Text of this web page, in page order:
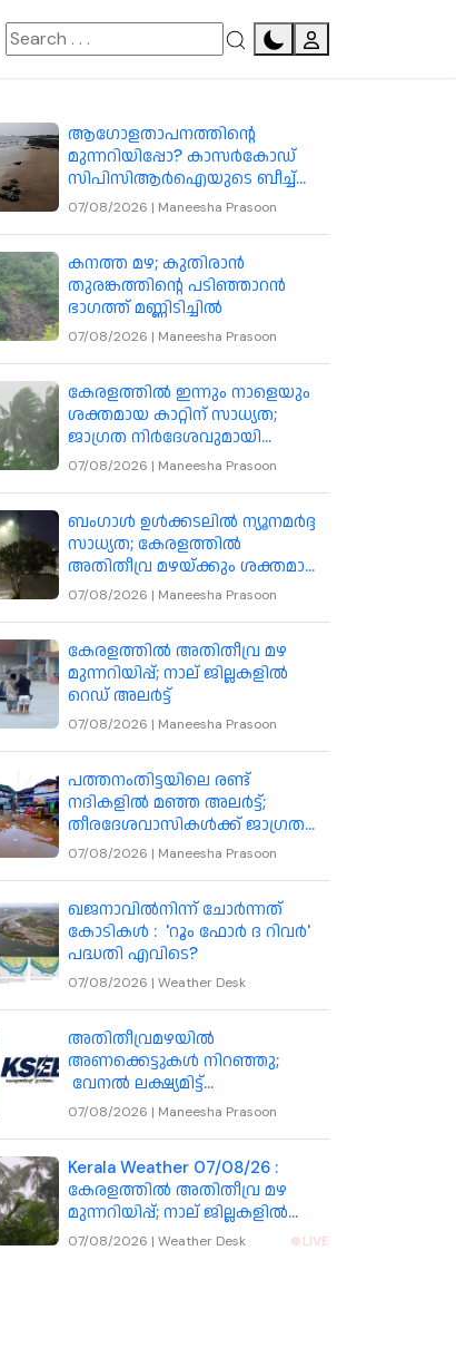
ആഗോളതാപനത്തിന്റെ
മുന്നറിയിപ്പോ? കാസർകോഡ്
സിപിസിആർഐയുടെ ബീച്ച്
ബ്ലോക്കിലേക്ക് കടൽ കയറുന്നു
07/08/2026 | Maneesha Prasoon
കനത്ത മഴ; കുതിരാൻ
തുരങ്കത്തിന്റെ പടിഞ്ഞാറൻ
ഭാഗത്ത് മണ്ണിടിച്ചിൽ
07/08/2026 | Maneesha Prasoon
കേരളത്തിൽ ഇന്നും നാളെയും
ശക്തമായ കാറ്റിന് സാധ്യത;
ജാഗ്രത നിർദേശവുമായി
കാലാവസ്ഥ വകുപ്പ്
07/08/2026 | Maneesha Prasoon
ബംഗാൾ ഉൾക്കടലിൽ ന്യൂനമർദ്ദ
സാധ്യത; കേരളത്തിൽ
അതിതീവ്ര മഴയ്ക്കും ശക്തമായ
കാറ്റിനും മുന്നറിയിപ്പ്
07/08/2026 | Maneesha Prasoon
കേരളത്തിൽ അതിതീവ്ര മഴ
മുന്നറിയിപ്പ്; നാല് ജില്ലകളിൽ
റെഡ് അലർട്ട്
07/08/2026 | Maneesha Prasoon
പത്തനംതിട്ടയിലെ രണ്ട്
നദികളിൽ മഞ്ഞ അലർട്ട്;
തീരദേശവാസികൾക്ക് ജാഗ്രത
നിർദേശം
07/08/2026 | Maneesha Prasoon
ഖജനാവിൽനിന്ന് ചോർന്നത്
കോടികൾ : 'റൂം ഫോർ ദ റിവർ'
പദ്ധതി എവിടെ?
07/08/2026 | Weather Desk
അതിതീവ്രമഴയിൽ
അണക്കെട്ടുകൾ നിറഞ്ഞു;
വേനൽ ലക്ഷ്യമിട്ട്
കെഎസ്ഇബിയുടെ പുതിയ
07/08/2026 | Maneesha Prasoon
Kerala Weather 07/08/26 :
കേരളത്തിൽ അതിതീവ്ര മഴ
മുന്നറിയിപ്പ്; നാല് ജില്ലകളിൽ
റെഡ് അലർട്ട് , തൃശ്ശൂർ ഉൾപ്പെടെ
07/08/2026 | Weather Desk LIVE